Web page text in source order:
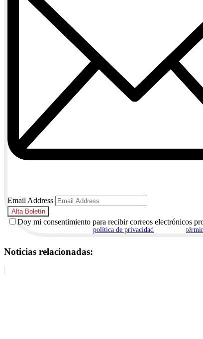
Email Address
Doy mi consentimiento para recibir correos electrónicos
política de privacidad
Noticias relacionadas: